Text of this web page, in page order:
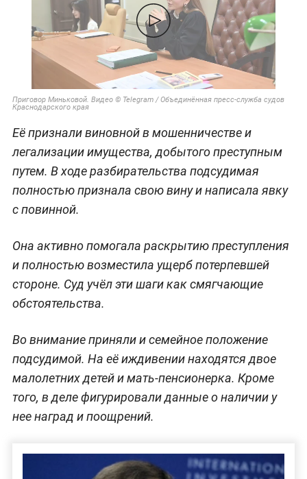
Приговор Миньковой. Видео © Telegram / Объединённая пресс-служба судов
Краснодарского края
Её признали виновной в мошенничестве и
легализации имущества, добытого преступным
путем. В ходе разбирательства подсудимая
полностью признала свою вину и написала явку
с повинной.
Она активно помогала раскрытию преступления
и полностью возместила ущерб потерпевшей
стороне. Суд учёл эти шаги как смягчающие
обстоятельства.
Во внимание приняли и семейное положение
подсудимой. На её иждивении находятся двое
малолетних детей и мать-пенсионерка. Кроме
того, в деле фигурировали данные о наличии у
нее наград и поощрений.